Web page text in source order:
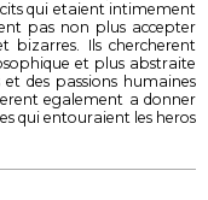
qui etaient intimement
pas non plus accepter
bizarres. Ils chercherent
et plus abstraite
et des passions humaines
egalement a donner
qui entouraient les heros